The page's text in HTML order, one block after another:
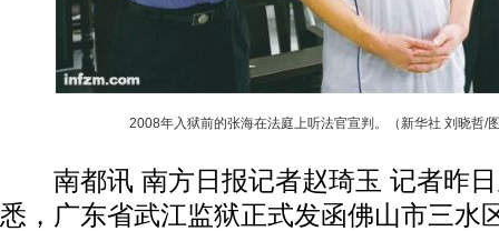
2008年入狱前的张海在法庭上听法官宣判。（新华社 刘晓哲/
南都讯 南方日报记者赵琦玉 记者昨日
悉，广东省武江监狱正式发函佛山市三水